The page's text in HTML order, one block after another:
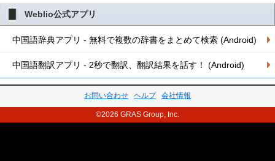
Weblio公式アプリ
中国語辞典アプリ - 無料で複数の辞書をまとめて検索 (Android)
中国語翻訳アプリ - 2秒で翻訳、翻訳結果を話す！ (Android)
お問い合わせ ヘルプ 会社情報
©2026 GRAS Group, Inc.